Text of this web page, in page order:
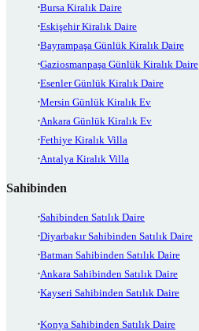
Bursa Kiralık Daire
Eskişehir Kiralık Daire
Bayrampaşa Günlük Kiralık Daire
Gaziosmanpaşa Günlük Kiralık Daire
Esenler Günlük Kiralık Daire
Mersin Günlük Kiralık Ev
Ankara Günlük Kiralık Ev
Fethiye Kiralık Villa
Antalya Kiralık Villa
Sahibinden
Sahibinden Satılık Daire
Diyarbakır Sahibinden Satılık Daire
Batman Sahibinden Satılık Daire
Ankara Sahibinden Satılık Daire
Kayseri Sahibinden Satılık Daire
Konya Sahibinden Satılık Daire